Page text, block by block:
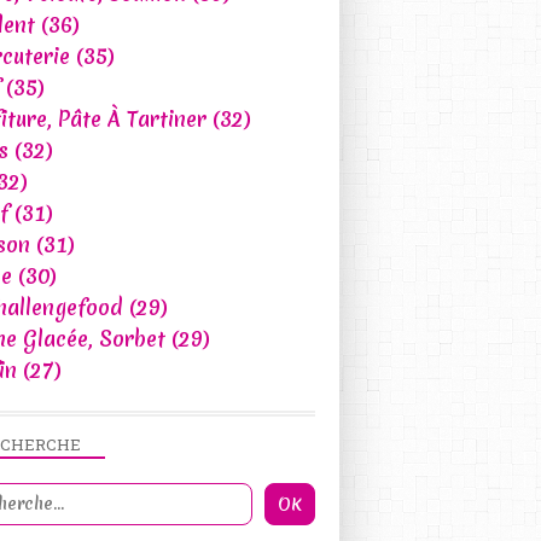
(36)
(35)
(35)
Pâte À Tartiner (32)
(32)
(31)
(31)
(30)
(29)
Glacée, Sorbet (29)
(27)